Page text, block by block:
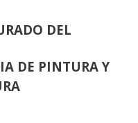
DEL
DE PINTURA Y